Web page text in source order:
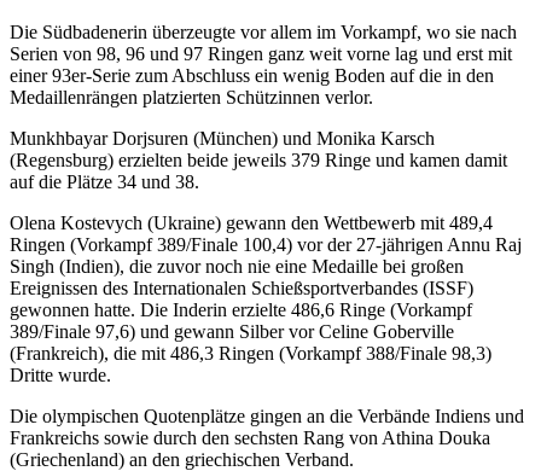
Die Südbadenerin überzeugte vor allem im Vorkampf, wo sie nach
Serien von 98, 96 und 97 Ringen ganz weit vorne lag und erst mit
einer 93er-Serie zum Abschluss ein wenig Boden auf die in den
Medaillenrängen platzierten Schützinnen verlor.
Munkhbayar Dorjsuren (München) und Monika Karsch
(Regensburg) erzielten beide jeweils 379 Ringe und kamen damit
auf die Plätze 34 und 38.
Olena Kostevych (Ukraine) gewann den Wettbewerb mit 489,4
Ringen (Vorkampf 389/Finale 100,4) vor der 27-jährigen Annu Raj
Singh (Indien), die zuvor noch nie eine Medaille bei großen
Ereignissen des Internationalen Schießsportverbandes (ISSF)
gewonnen hatte. Die Inderin erzielte 486,6 Ringe (Vorkampf
389/Finale 97,6) und gewann Silber vor Celine Goberville
(Frankreich), die mit 486,3 Ringen (Vorkampf 388/Finale 98,3)
Dritte wurde.
Die olympischen Quotenplätze gingen an die Verbände Indiens und
Frankreichs sowie durch den sechsten Rang von Athina Douka
(Griechenland) an den griechischen Verband.